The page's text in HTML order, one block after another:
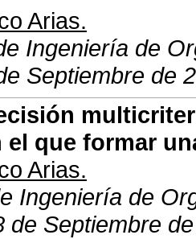
Arias.
Ingeniería de
Septiembre de
que formar
Arias.
Ingeniería de
de Septiembre